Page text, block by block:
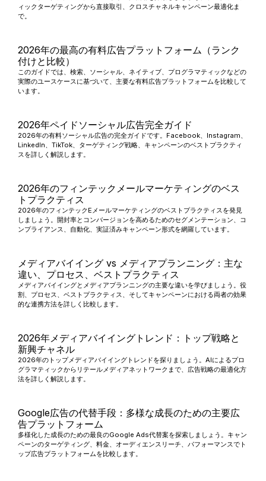
ィックターゲティングから直接取引、クロスチャネルキャンペーン最適化ま
で。
2026年の最高の有料広告プラットフォーム（ランク
付けと比較）
このガイドでは、検索、ソーシャル、ネイティブ、プログラマティックなどの
実際のユースケースに基づいて、主要な有料広告プラットフォームを比較して
います。
2026年ペイドソーシャル広告完全ガイド
2026年の有料ソーシャル広告の完全ガイドです。Facebook、Instagram、
LinkedIn、TikTok、ターゲティング戦略、キャンペーンのベストプラクティ
スを詳しく解説します。
2026年のフィンテックメールマーケティングのベス
トプラクティス
2026年のフィンテックEメールマーケティングのベストプラクティスを発見
しましょう。開封率とコンバージョンを高めるためのセグメンテーション、コ
ンプライアンス、自動化、実証済みキャンペーン形式を網羅しています。
メディアバイイング vs メディアプランニング：主な
違い、プロセス、ベストプラクティス
メディアバイイングとメディアプランニングの主要な違いを学びましょう。役
割、プロセス、ベストプラクティス、そしてキャンペーンにおける両者の効果
的な連携方法を詳しく比較します。
2026年メディアバイイングトレンド：トップ戦略と
新興チャネル
2026年のトップメディアバイイングトレンドを探りましょう。AIによるプロ
グラマティックからリテールメディアネットワークまで、広告戦略の最適化方
法を詳しく解説します。
Google広告の代替手段：多様な成長のための主要広
告プラットフォーム
多様化した成長のための最良のGoogle Ads代替案を探索しましょう。キャン
ペーンのターゲティング、料金、オーディエンスリーチ、パフォーマンスでト
ップ広告プラットフォームを比較します。